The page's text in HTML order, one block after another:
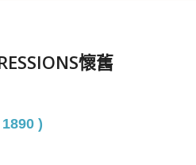
懷舊
)